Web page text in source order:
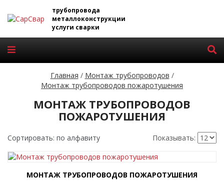
трубопровода
металлоконструкции
услуги сварки
Главная / Монтаж трубопроводов /
Монтаж трубопроводов пожаротушения
МОНТАЖ ТРУБОПРОВОДОВ
ПОЖАРОТУШЕНИЯ
Сортировать: по алфавиту Показывать:
МОНТАЖ ТРУБОПРОВОДОВ ПОЖАРОТУШЕНИЯ